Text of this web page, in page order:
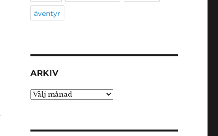
äventyr
ARKIV
Arkiv